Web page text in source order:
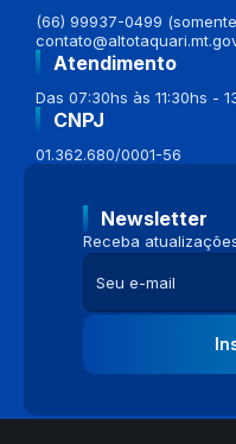
(66) 99937-0499
Atendimento
Das 07:30hs às 11:30hs -
CNPJ
01.362.680/0001-56
Newsletter
Receba